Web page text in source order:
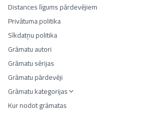
Distances līgums pārdevējiem
Privātuma politika
Sīkdatņu politika
Grāmatu autori
Grāmatu sērijas
Grāmatu pārdevēji
Grāmatu kategorijas
Kur nodot grāmatas